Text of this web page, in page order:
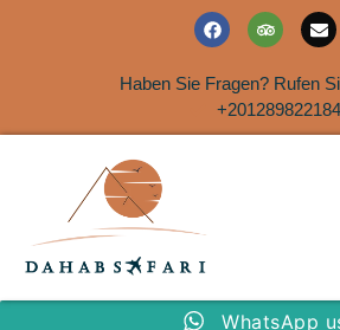
Haben Sie Fragen? Rufen
+201289822184
WhatsApp